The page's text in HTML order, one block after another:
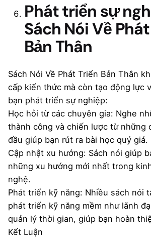
Phát triển sự
Sách Nói Về
Bản Thân
Sách Nói Về Phát Triển Bản Thân
cấp kiến thức mà còn tạo động lực
bạn phát triển sự nghiệp:
Học hỏi từ các chuyên gia: Nghe
thành công và chiến lược từ những
đầu giúp bạn rút ra bài học quý giá.
Cập nhật xu hướng: Sách nói giúp
những xu hướng mới nhất trong
nghệ.
Phát triển kỹ năng: Nhiều sách nói
phát triển kỹ năng mềm như lãnh
quản lý thời gian, giúp bạn hoàn
Kết Luận